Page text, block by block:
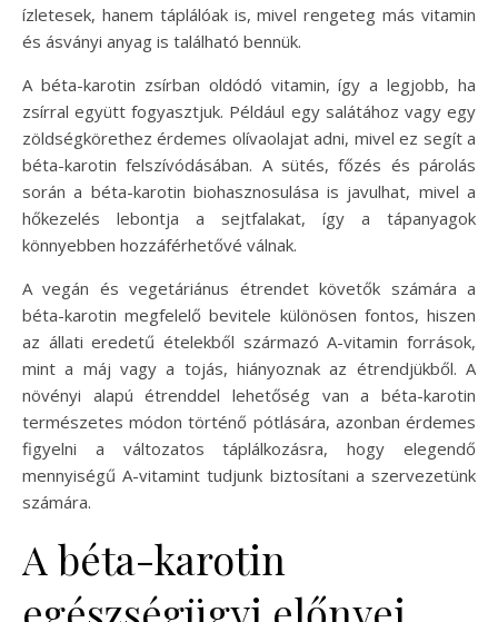
ízletesek, hanem táplálóak is, mivel rengeteg más vitamin
és ásványi anyag is található bennük.
A béta-karotin zsírban oldódó vitamin, így a legjobb, ha
zsírral együtt fogyasztjuk. Például egy salátához vagy egy
zöldségkörethez érdemes olívaolajat adni, mivel ez segít a
béta-karotin felszívódásában. A sütés, főzés és párolás
során a béta-karotin biohasznosulása is javulhat, mivel a
hőkezelés lebontja a sejtfalakat, így a tápanyagok
könnyebben hozzáférhetővé válnak.
A vegán és vegetáriánus étrendet követők számára a
béta-karotin megfelelő bevitele különösen fontos, hiszen
az állati eredetű ételekből származó A-vitamin források,
mint a máj vagy a tojás, hiányoznak az étrendjükből. A
növényi alapú étrenddel lehetőség van a béta-karotin
természetes módon történő pótlására, azonban érdemes
figyelni a változatos táplálkozásra, hogy elegendő
mennyiségű A-vitamint tudjunk biztosítani a szervezetünk
számára.
A béta-karotin